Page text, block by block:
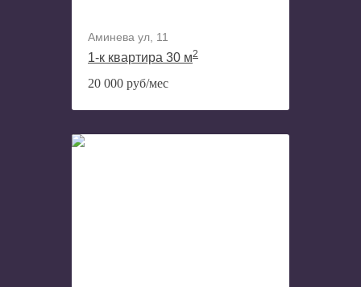
Аминева ул, 11
1-к квартира 30 м2
20 000 руб/мес